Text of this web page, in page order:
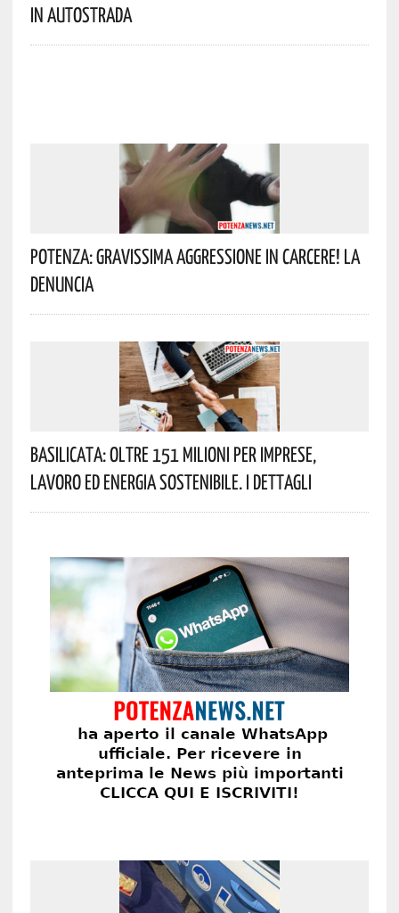
In Autostrada
Potenza: Gravissima Aggressione In Carcere! La
Denuncia
Basilicata: Oltre 151 Milioni Per Imprese,
Lavoro Ed Energia Sostenibile. I Dettagli